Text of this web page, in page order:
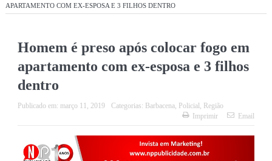
APARTAMENTO COM EX-ESPOSA E 3 FILHOS DENTRO
Homem é preso após colocar fogo em
apartamento com ex-esposa e 3 filhos
dentro
Publicado em: março 11, 2019 Categorias: Barbacena, Policial , Região
Imprimir
Email